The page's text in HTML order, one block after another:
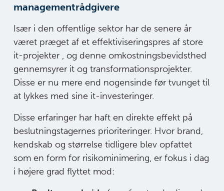
managementrådgivere
Især i den offentlige sektor har de senere år
været præget af et effektiviseringspres af store
it-projekter , og denne omkostningsbevidsthed
gennemsyrer it og transformationsprojekter.
Disse er nu mere end nogensinde før tvunget til
at lykkes med sine it-investeringer.
Disse erfaringer har haft en direkte effekt på
beslutningstagernes prioriteringer. Hvor brand,
kendskab og størrelse tidligere blev opfattet
som en form for risikominimering, er fokus i dag
i højere grad flyttet mod: